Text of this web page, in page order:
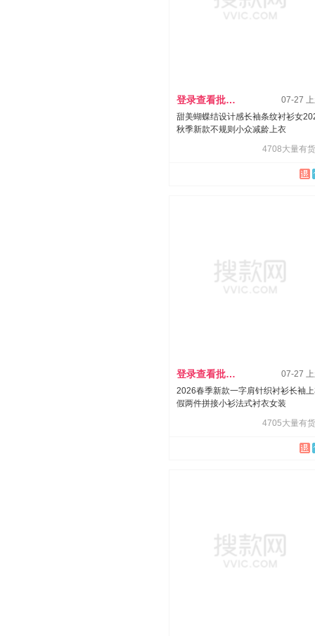
登录查看批发价
07-27
甜美蝴蝶结设计感长袖条纹衬衫女
秋季新款不规则小众减龄上衣
4708大量有
登录查看批发价
07-27
2026春季新款一字肩针织衬衫长袖
假两件拼接小衫法式衬衣女装
4705大量有